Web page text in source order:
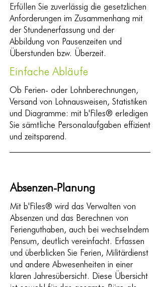
Erfüllen Sie zuverlässig die gesetzlichen
Anforderungen im Zusammenhang mit
der Stundenerfassung und der
Abbildung von Pausenzeiten und
Überstunden bzw. Überzeit.
Einfache Abläufe
Ob Ferien- oder Lohnberechnungen,
Versand von Lohnausweisen, Statistiken
und Diagramme: mit b'Files® erledigen
Sie sämtliche Personalaufgaben effizient
und zeitsparend.
Absenzen-Planung
Mit b'Files® wird das Verwalten von
Absenzen und das Berechnen von
Ferienguthaben, auch bei wechselndem
Pensum, deutlich vereinfacht. Erfassen
und überblicken Sie Ferien, Militärdienst
und andere Abwesenheiten in einer
klaren Jahresübersicht. Diese Übersicht